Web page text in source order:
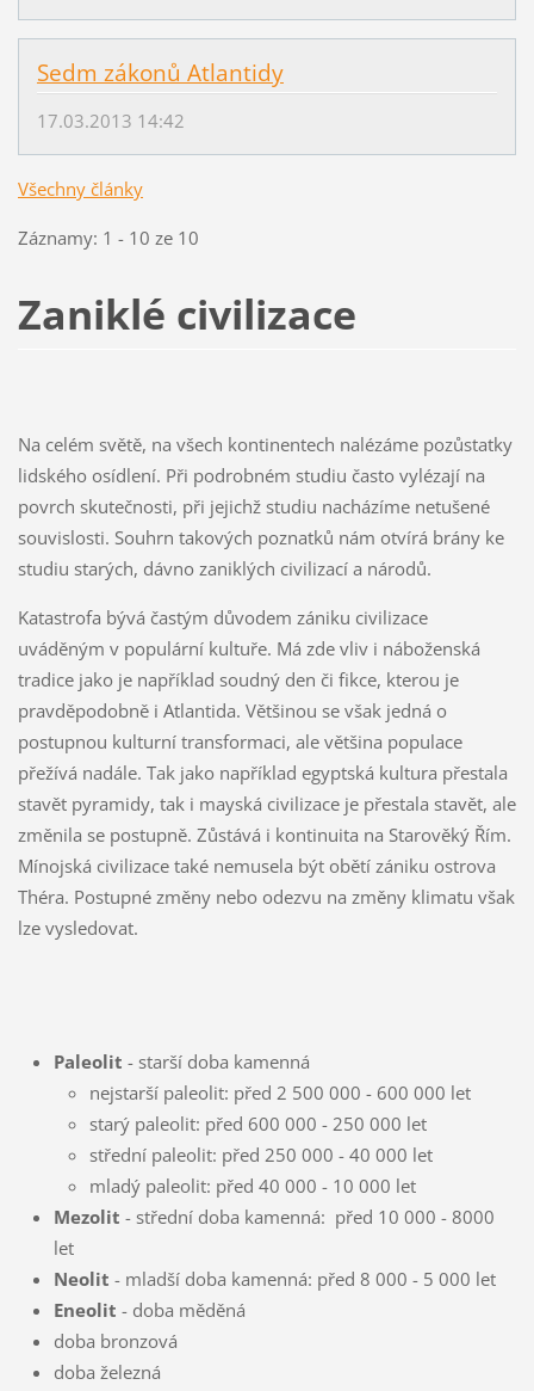
Sedm zákonů Atlantidy
17.03.2013 14:42
Všechny články
Záznamy: 1 - 10 ze 10
Zaniklé civilizace
Na celém světě, na všech kontinentech nalézáme pozůstatky
lidského osídlení. Při podrobném studiu často vylézají na
povrch skutečnosti, při jejichž studiu nacházíme netušené
souvislosti. Souhrn takových poznatků nám otvírá brány ke
studiu starých, dávno zaniklých civilizací a národů.
Katastrofa bývá častým důvodem zániku civilizace
uváděným v populární kultuře. Má zde vliv i náboženská
tradice jako je například soudný den či fikce, kterou je
pravděpodobně i Atlantida. Většinou se však jedná o
postupnou kulturní transformaci, ale většina populace
přežívá nadále. Tak jako například egyptská kultura přestala
stavět pyramidy, tak i mayská civilizace je přestala stavět, ale
změnila se postupně. Zůstává i kontinuita na Starověký Řím.
Mínojská civilizace také nemusela být obětí zániku ostrova
Théra. Postupné změny nebo odezvu na změny klimatu však
lze vysledovat.
Paleolit - starší doba kamenná
nejstarší paleolit: před 2 500 000 - 600 000 let
starý paleolit: před 600 000 - 250 000 let
střední paleolit: před 250 000 - 40 000 let
mladý paleolit: před 40 000 - 10 000 let
Mezolit - střední doba kamenná: před 10 000 - 8000
let
Neolit - mladší doba kamenná: před 8 000 - 5 000 let
Eneolit - doba měděná
doba bronzová
doba železná